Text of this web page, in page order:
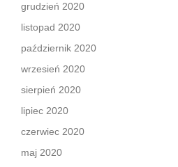
grudzień 2020
listopad 2020
październik 2020
wrzesień 2020
sierpień 2020
lipiec 2020
czerwiec 2020
maj 2020